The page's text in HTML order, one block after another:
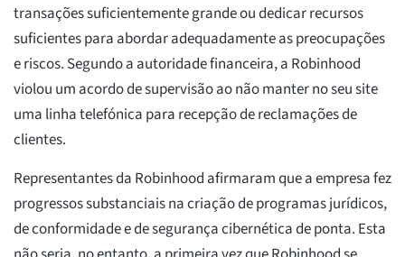
transações suficientemente grande ou dedicar recursos
suficientes para abordar adequadamente as preocupações
e riscos. Segundo a autoridade financeira, a Robinhood
violou um acordo de supervisão ao não manter no seu site
uma linha telefónica para recepção de reclamações de
clientes.
Representantes da Robinhood afirmaram que a empresa fez
progressos substanciais na criação de programas jurídicos,
de conformidade e de segurança cibernética de ponta. Esta